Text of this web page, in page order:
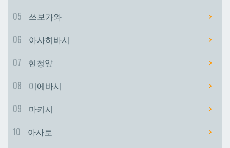
시립병원앞
시립병원앞
05
쓰보가와
06
아사히바시
07
현청앞
08
미에바시
09
마키시
10
아사토